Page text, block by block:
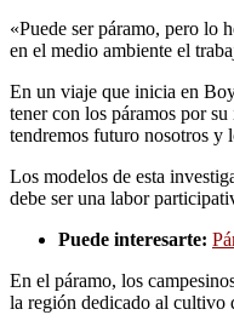
«Puede ser páramo, pero lo
en el medio ambiente el
En un viaje que inicia en
tener con los páramos por
tendremos futuro nosotros y
Los modelos de esta
debe ser una labor
Puede interesarte:
En el páramo, los
la región dedicado al cultivo